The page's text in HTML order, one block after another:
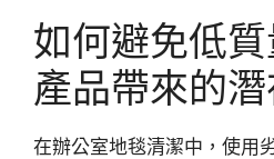
如何避免低
產品帶來的潛
在辦公室地毯清潔中，使用